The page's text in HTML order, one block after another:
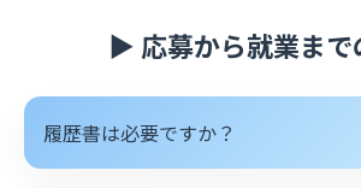
▶ 応募から就業まで
履歴書は必要ですか？